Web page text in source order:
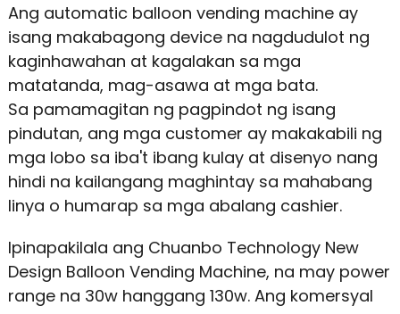
Ang automatic balloon vending machine ay
isang makabagong device na nagdudulot ng
kaginhawahan at kagalakan sa mga
matatanda, mag-asawa at mga bata.
Sa pamamagitan ng pagpindot ng isang
pindutan, ang mga customer ay makakabili ng
mga lobo sa iba't ibang kulay at disenyo nang
hindi na kailangang maghintay sa mahabang
linya o humarap sa mga abalang cashier.
Ipinapakilala ang Chuanbo Technology New
Design Balloon Vending Machine, na may power
range na 30w hanggang 130w. Ang komersyal